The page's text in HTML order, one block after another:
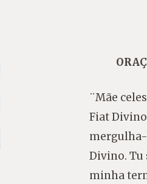
¨Mãe
Fiat
mergulha-
Divino. Tu
minha